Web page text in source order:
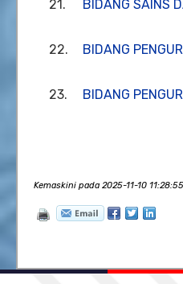
21. BIDANG SAINS
22. BIDANG
23. BIDANG
Kemaskini pada 2025-11-10